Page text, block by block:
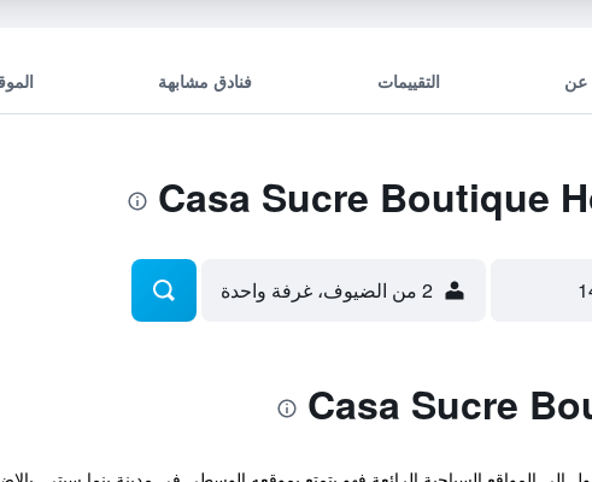
عن التقييمات فنادق مشابهة
2 من الضيوف، غرفة واحدة